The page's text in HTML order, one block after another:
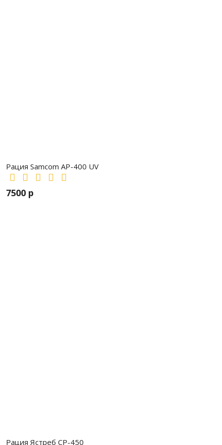
Рация Samcom AP-400 UV
7500 р
Рация Ястреб СР-450